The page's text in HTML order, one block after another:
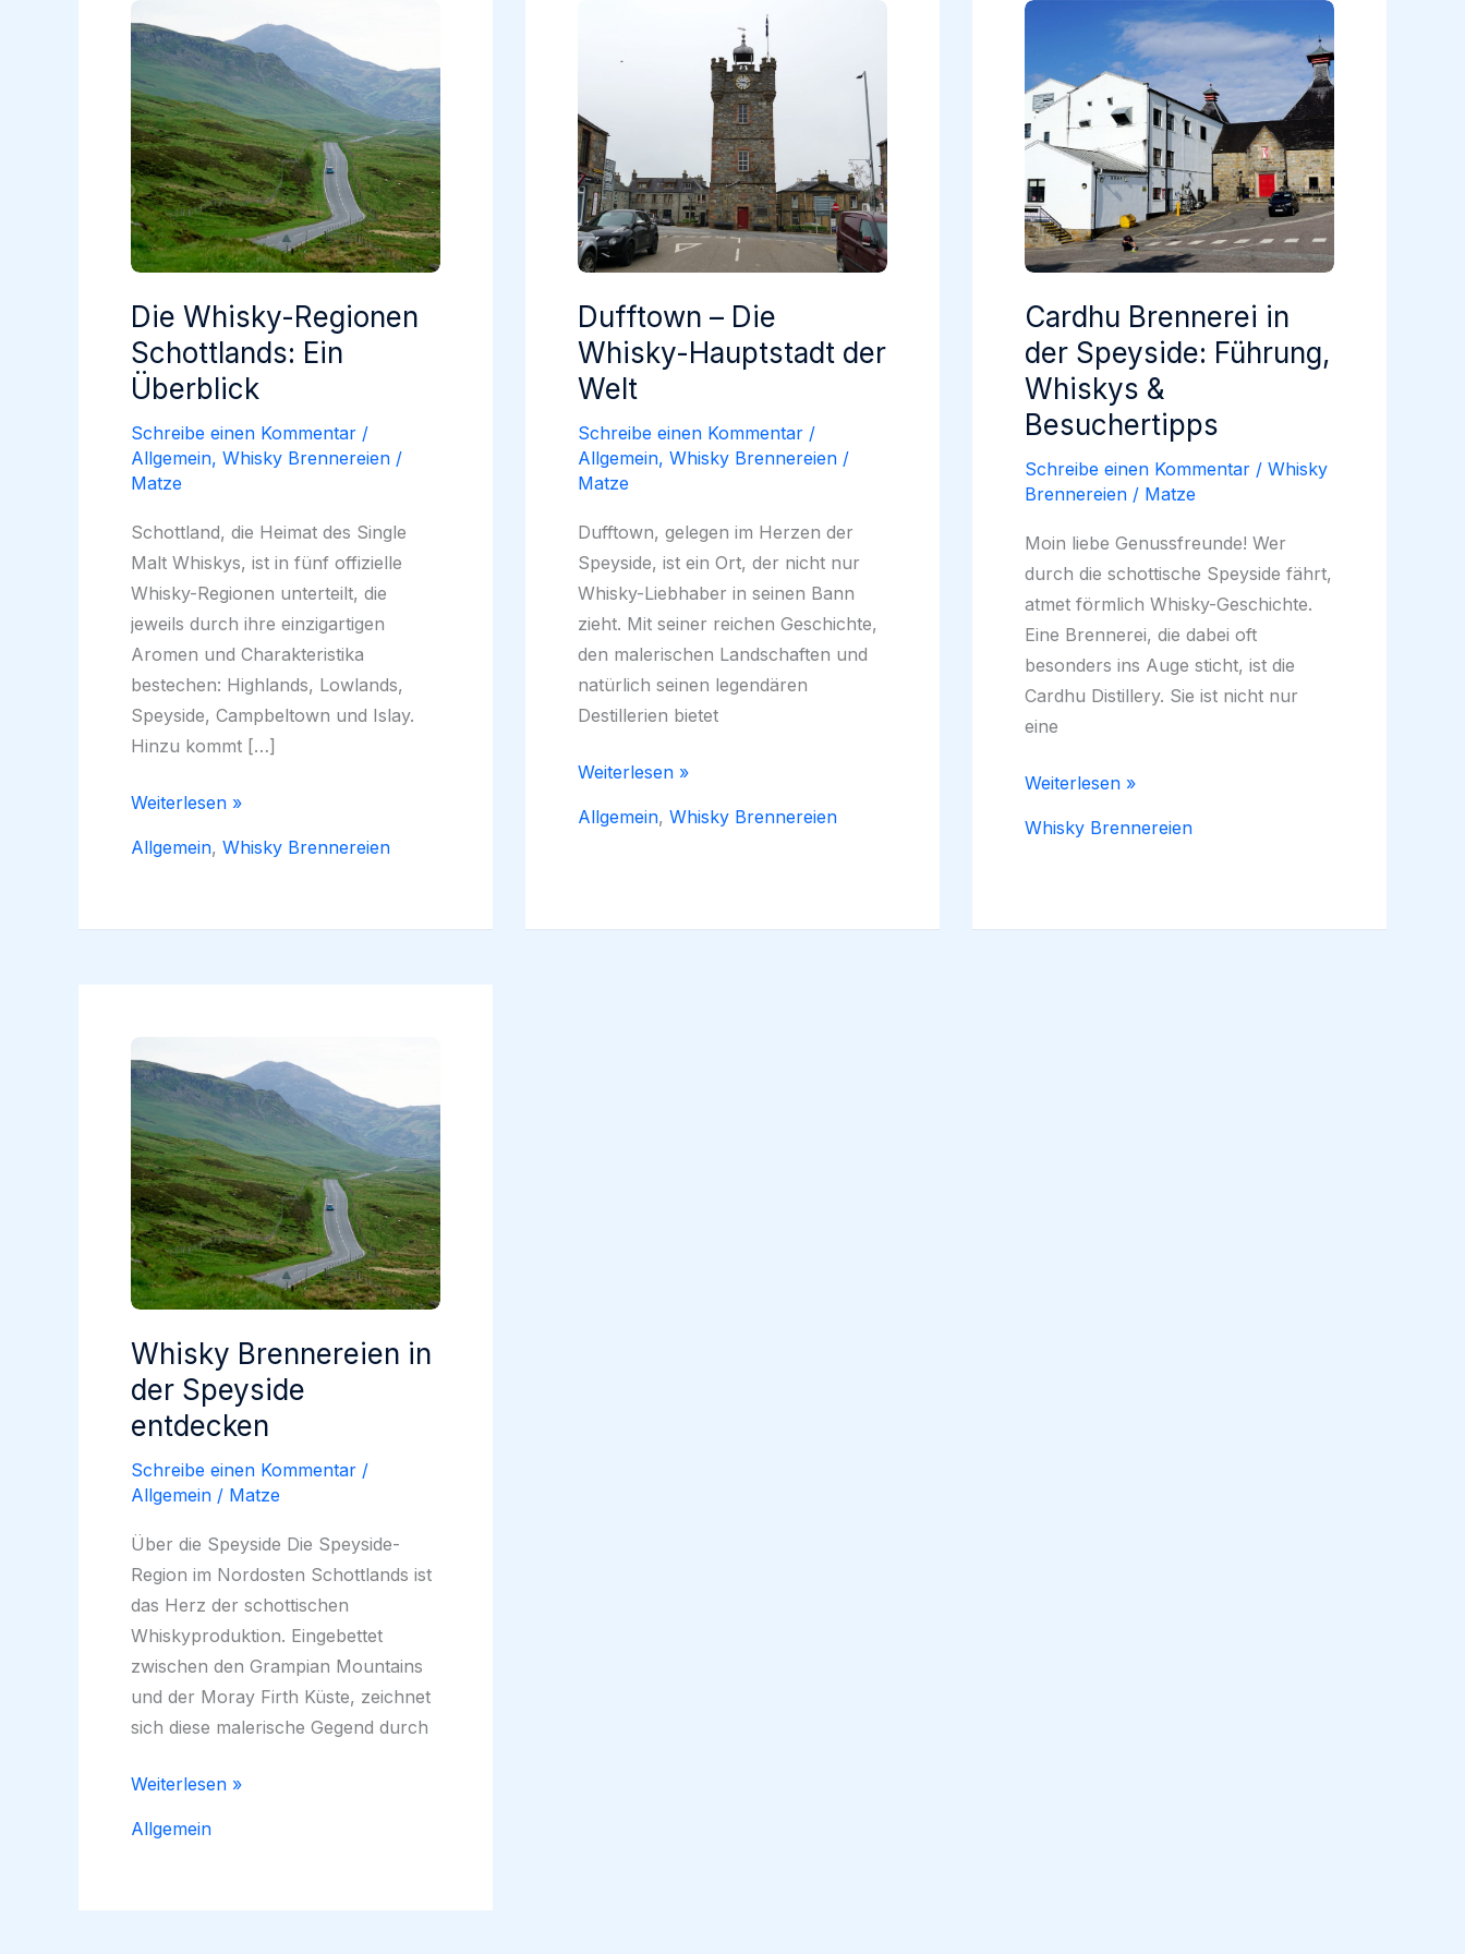
Die Whisky-Regionen
Schottlands: Ein
Überblick
Schreibe einen Kommentar /
Allgemein, Whisky Brennereien /
Matze
Schottland, die Heimat des Single
Malt Whiskys, ist in fünf offizielle
Whisky-Regionen unterteilt, die
jeweils durch ihre einzigartigen
Aromen und Charakteristika
bestechen: Highlands, Lowlands,
Speyside, Campbeltown und Islay.
Hinzu kommt […]
Die
Regionen
Ein
Weiterlesen »
Allgemein, Whisky Brennereien
Dufftown – Die
Whisky-Hauptstadt der
Welt
Schreibe einen Kommentar /
Allgemein, Whisky Brennereien /
Matze
Dufftown, gelegen im Herzen der
Speyside, ist ein Ort, der nicht nur
Whisky-Liebhaber in seinen Bann
zieht. Mit seiner reichen Geschichte,
den malerischen Landschaften und
natürlich seinen legendären
Destillerien bietet
Dufftown
Die
der
Weiterlesen »
Allgemein, Whisky Brennereien
Cardhu Brennerei in
der Speyside: Führung,
Whiskys &
Besuchertipps
Schreibe einen Kommentar / Whisky
Brennereien / Matze
Moin liebe Genussfreunde! Wer
durch die schottische Speyside fährt,
atmet förmlich Whisky-Geschichte.
Eine Brennerei, die dabei oft
besonders ins Auge sticht, ist die
Cardhu Distillery. Sie ist nicht nur
eine
Cardhu
Führung,
Weiterlesen »
Whisky Brennereien
Whisky Brennereien in
der Speyside
entdecken
Schreibe einen Kommentar /
Allgemein / Matze
Über die Speyside Die Speyside-
Region im Nordosten Schottlands ist
das Herz der schottischen
Whiskyproduktion. Eingebettet
zwischen den Grampian Mountains
und der Moray Firth Küste, zeichnet
sich diese malerische Gegend durch
Whisky
Weiterlesen »
Allgemein